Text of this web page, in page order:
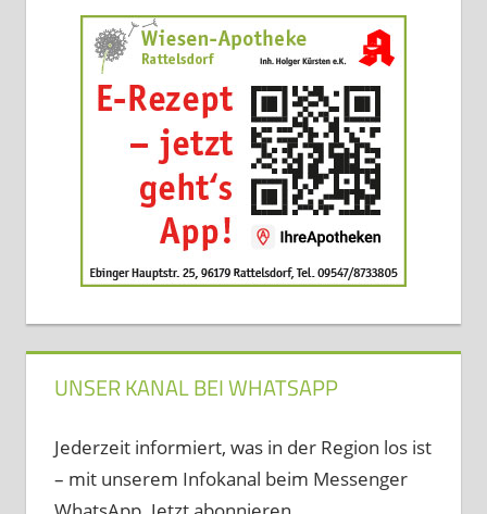
UNSER KANAL BEI WHATSAPP
Jederzeit informiert, was in der Region los ist
– mit unserem Infokanal beim Messenger